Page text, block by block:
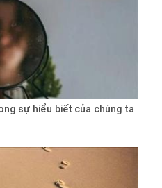
sự hiểu biết của chúng ta